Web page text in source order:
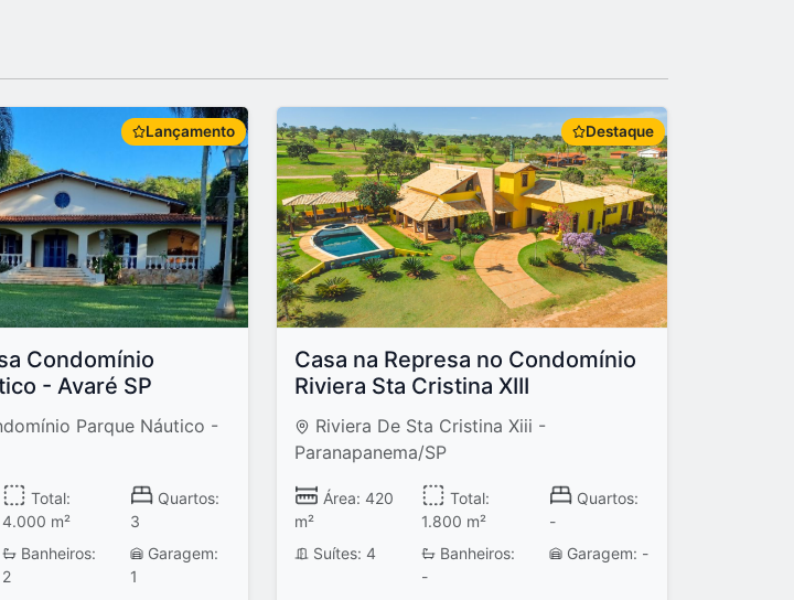
Lançamento
Condomínio
- Avaré SP
Parque Náutico -
Total:
4.000 m²
Quartos:
3
Banheiros:
2
Garagem:
1
Destaque
Casa na Represa no Condomínio
Riviera Sta Cristina XIII
Riviera De Sta Cristina Xiii -
Paranapanema/SP
Área: 420
m²
Total:
1.800 m²
Quartos:
-
Suítes: 4
Banheiros:
-
Garagem: -